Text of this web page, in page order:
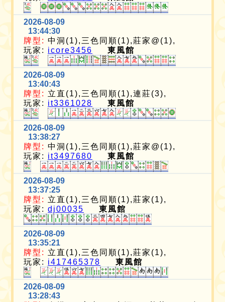
2026-08-09
13:44:30
牌型: 中洞(1),三色同順(1),莊家@(1),
玩家: icore3456 東風館
2026-08-09
13:40:43
牌型: 立直(1),三色同順(1),連莊(3),
玩家: it3361028 東風館
2026-08-09
13:38:27
牌型: 中洞(1),三色同順(1),莊家@(1),
玩家: it3497680 東風館
2026-08-09
13:37:25
牌型: 立直(1),三色同順(1),莊家(1),
玩家:dj00035 東風館
2026-08-09
13:35:21
牌型: 立直(1),三色同順(1),莊家(1),
玩家: i417465378 東風館
2026-08-09
13:28:43